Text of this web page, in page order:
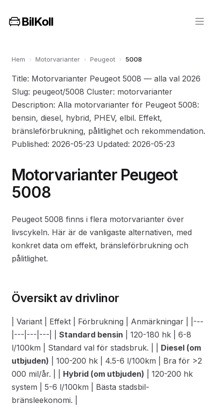
BilKoll
Hem › Motorvarianter › Peugeot › 5008
Title: Motorvarianter Peugeot 5008 — alla val 2026
Slug: peugeot/5008 Cluster: motorvarianter
Description: Alla motorvarianter för Peugeot 5008:
bensin, diesel, hybrid, PHEV, elbil. Effekt,
bränsleförbrukning, pålitlighet och rekommendation.
Published: 2026-05-23 Updated: 2026-05-23
Motorvarianter Peugeot
5008
Peugeot 5008 finns i flera motorvarianter över
livscykeln. Här är de vanligaste alternativen, med
konkret data om effekt, bränsleförbrukning och
pålitlighet.
Översikt av drivlinor
| Variant | Effekt | Förbrukning | Anmärkningar | |---
|---|---|---| | Standard bensin | 120-180 hk | 6-8
l/100km | Standard val för stadsbruk. | | Diesel (om
utbjuden) | 100-200 hk | 4.5-6 l/100km | Bra för >2
000 mil/år. | | Hybrid (om utbjuden) | 120-200 hk
system | 5-6 l/100km | Bästa stadsbil-
bränsleekonomi. |